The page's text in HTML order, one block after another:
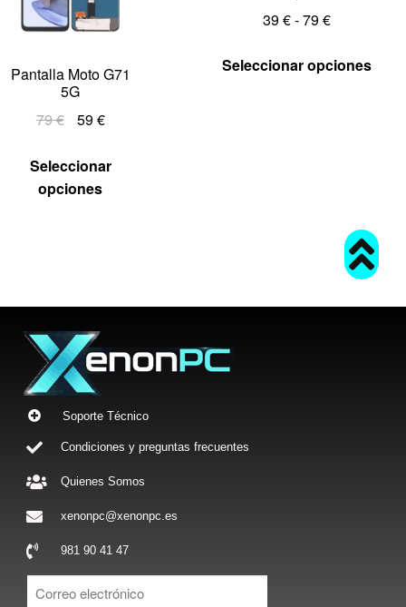
Pantalla Moto G71
5G
79€ 59€
Seleccionar
opciones
39€-79€
Seleccionar opciones
Soporte Técnico
Condiciones y preguntas frecuentes
Quienes Somos
xenonpc@xenonpc.es
981 90 41 47